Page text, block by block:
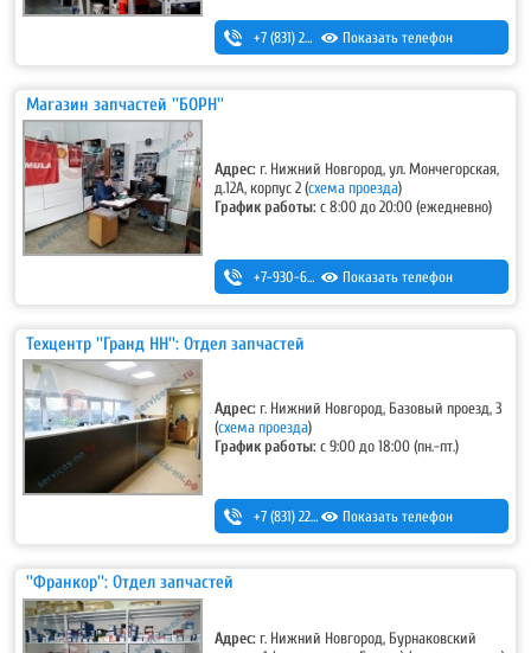
+7 (831) 280-69-88 Показать телефон
Магазин запчастей ''БОРН''
Адрес: г. Нижний Новгород, ул. Мончегорская,
д.12А, корпус 2 (схема проезда)
График работы:с 8:00 до 20:00 (ежедневно)
+7-930-669-82-72 Показать телефон
Техцентр ''Гранд НН'': Отдел запчастей
Адрес: г. Нижний Новгород, Базовый проезд, 3
(схема проезда)
График работы:с 9:00 до 18:00 (пн.-пт.)
+7 (831) 220-44-54 ,+7 (831) 220-44-55
Показать телефон
''Франкор'': Отдел запчастей
Адрес: г. Нижний Новгород, Бурнаковский